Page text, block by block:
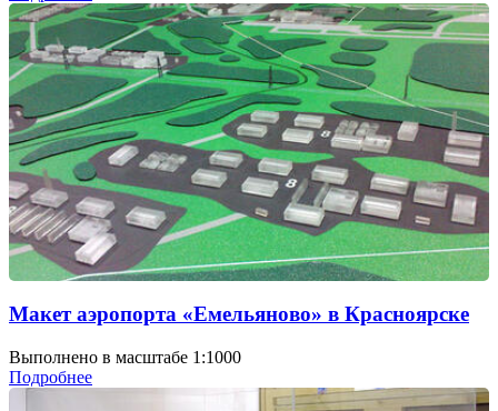
Макет аэропорта «Емельяново» в Красноярске
Выполнено в масштабе 1:1000
Подробнее